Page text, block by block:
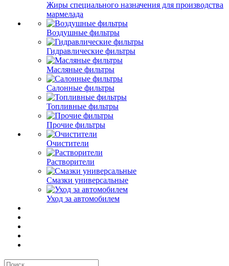
Жиры специального назначения для производства
мармелада
Воздушные фильтры
Гидравлические фильтры
Масляные фильтры
Салонные фильтры
Топливные фильтры
Прочие фильтры
Очистители
Растворители
Смазки универсальные
Уход за автомобилем